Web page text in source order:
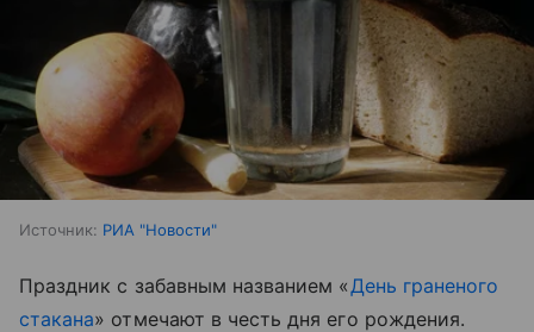
Источник: РИА "Новости"
Праздник с забавным названием « День граненого
стакана» отмечают в честь дня его рождения.